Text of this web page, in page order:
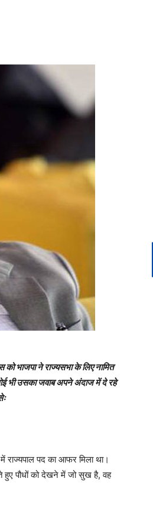
भाजपा ने राज्यसभा के लिए नामित
भी उसका जवाब अपने अंदाज में दे रहे
राज्यपाल पद का आफर मिला था।
हुए पौधों को देखने में जो सुख है, वह